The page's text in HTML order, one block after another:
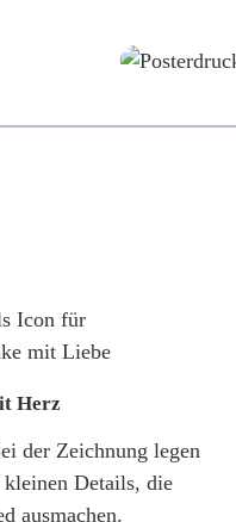
Herz
der Zeichnung legen
Details, die
ausmachen.